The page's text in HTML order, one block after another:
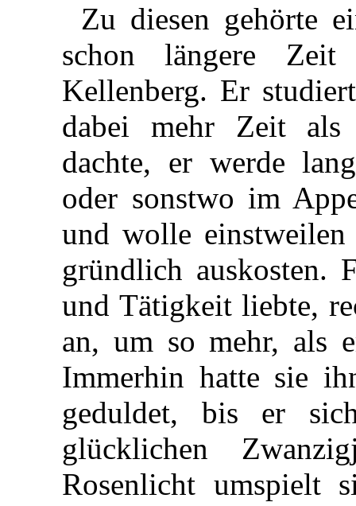
Zu diesen gehörte
schon längere
Kellenberg. Er
dabei mehr Zeit
dachte, er werde
oder sonstwo im
und wolle
gründlich auskosten.
und Tätigkeit liebte,
an, um so mehr, als
Immerhin hatte sie
geduldet, bis er
glücklichen
Rosenlicht umspielt